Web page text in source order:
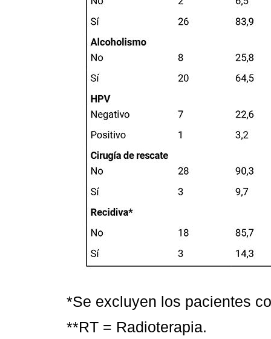
*Se excluyen los pacientes
**RT = Radioterapia.